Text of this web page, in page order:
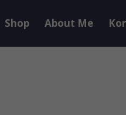
Shop About Me